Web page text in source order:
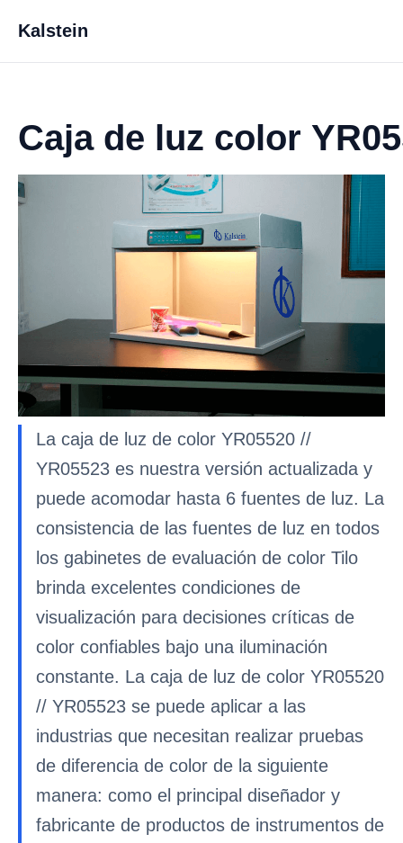
Kalstein
Caja de luz color
La caja de luz de color YR05520 //
YR05523 es nuestra versión actualizada y
puede acomodar hasta 6 fuentes de luz. La
consistencia de las fuentes de luz en todos
los gabinetes de evaluación de color Tilo
brinda excelentes condiciones de
visualización para decisiones críticas de
color confiables bajo una iluminación
constante. La caja de luz de color YR05520
// YR05523 se puede aplicar a las
industrias que necesitan realizar pruebas
de diferencia de color de la siguiente
manera: como el principal diseñador y
fabricante de productos de instrumentos de